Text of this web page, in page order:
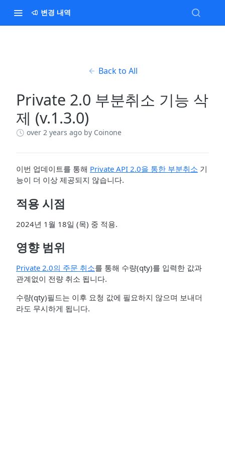
변경 내역
Back to All
Private 2.0 부분취소 기능 삭
제 (v.1.3.0)
over 2 years ago by Coinone
이번 업데이트를 통해 Private API 2.0을 통한 부분취소 기
능이 더 이상 제공되지 않습니다.
적용 시점
2024년 1월 18일 (목) 중 적용.
영향 범위
Private 2.0의 주문 취소를 통해 수량(qty)를 입력한 값과
관계없이 전량 취소 됩니다.
수량(qty)필드는 이후 요청 값에 필요하지 않으며 보내더
라도 무시하게 됩니다.